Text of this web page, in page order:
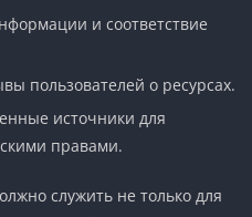
и соответствие
пользователей о ресурсах.
источники для
правами.
служить не только для